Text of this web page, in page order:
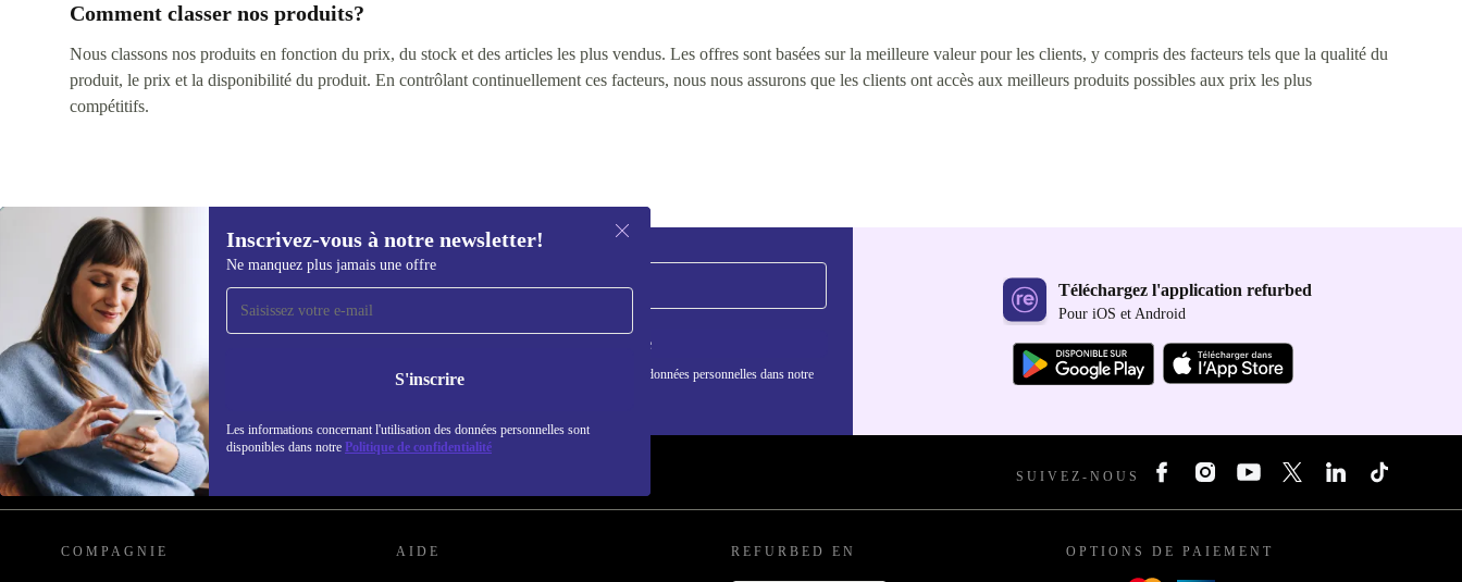
Comment classer nos produits?
Nous classons nos produits en fonction du prix, du stock et des articles les plus vendus. Les offres sont basées sur la meilleure valeur pour les clients, y compris des facteurs tels que la qualité du
produit, le prix et la disponibilité du produit. En contrôlant continuellement ces facteurs, nous nous assurons que les clients ont accès aux meilleurs produits possibles aux prix les plus
compétitifs.
Inscrivez-vous à notre newsletter!
Ne manquez plus jamais une offre
S'inscrire
Les informations concernant l'utilisation des données personnelles sont
disponibles dans notre Politique de confidentialité
Recevoir offres et infos de
refurbed par mail
Ne manquez plus aucune offre.
S'inscrire
Retrouvez les informations sur l'utilisation des données personnelles dans notre
Téléchargez l'application refurbed
Pour iOS et Android
REFURBED FRANCE - RETHINK NEW. SUIVEZ-NOUS
COMPAGNIE AIDE REFURBED EN OPTIONS DE PAIEMENT